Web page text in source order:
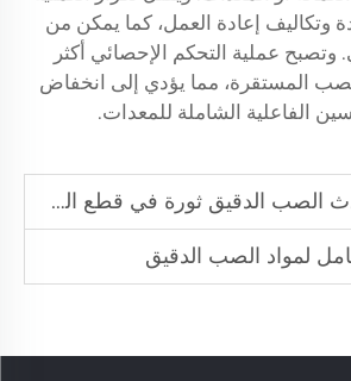
وتكاليف إعادة العمل، كما يمكن من
وتصبح عملية التحكم الإحصائي أكثر
المستقرة، مما يؤدي إلى انخفاض
الفاعلية الشاملة للمعدات.
الدقيق ثورة في قطع الطيران
لمواد الصب الدقيق